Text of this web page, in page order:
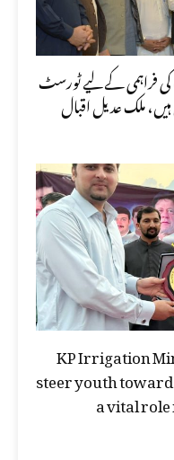
فراہمی کے لیے ٹورسٹ
ہیں، ملک عدیل اقبال
KP Irrigation
steer youth
a vital